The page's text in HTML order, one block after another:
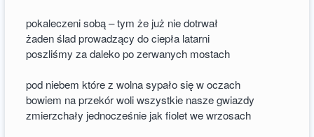
pokaleczeni sobą – tym że już nie dotrwał
żaden ślad prowadzący do ciepła latarni
poszliśmy za daleko po zerwanych mostach
pod niebem które z wolna sypało się w oczach
bowiem na przekór woli wszystkie nasze gwiazdy
zmierzchały jednocześnie jak fiolet we wrzosach